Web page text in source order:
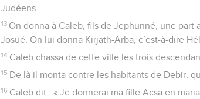
Judéens.
13 On donna à Caleb, fils de Jephunné, une
Josué. On lui donna Kirjath-Arba, c’est-à-dire
14 Caleb chassa de cette ville les trois
15 De là il monta contre les habitants de Debir,
16 Caleb dit : « Je donnerai ma fille Acsa en